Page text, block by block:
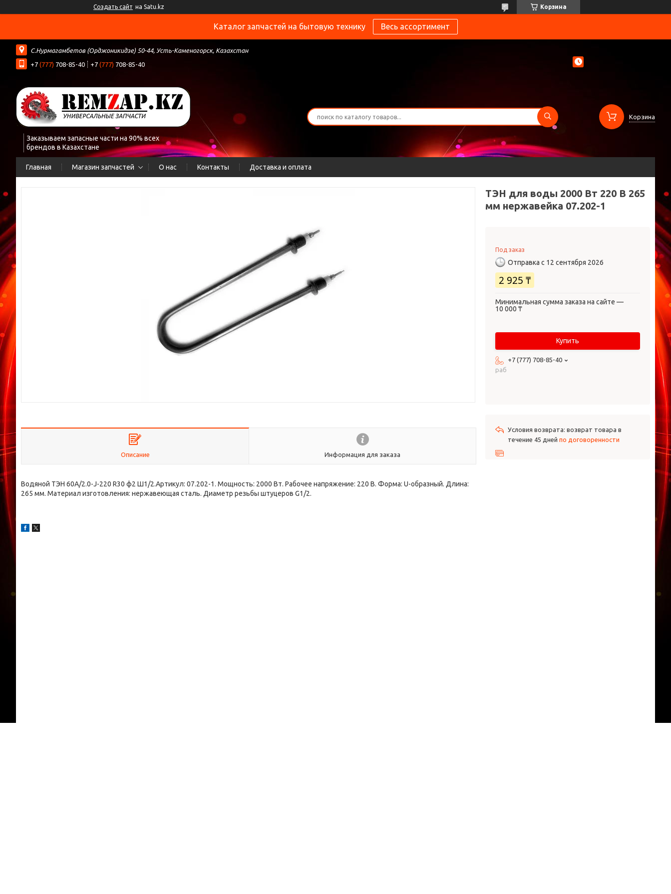
Создать сайт на Satu.kz Корзина
Каталог запчастей на бытовую технику Весь ассортимент
С.Нурмагамбетов (Орджоникидзе) 50-44, Усть-Каменогорск, Казахстан
+7 (777) 708-85-40 +7 (777) 708-85-40
Заказываем запасные части на 90% всех
брендов в Казахстане
Корзина
Главная Магазин запчастей О нас Контакты Доставка и оплата
Описание Информация для заказа
Водяной ТЭН 60A/2.0-J-220 R30 ф2 Ш1/2.Артикул: 07.202-1. Мощность: 2000 Вт. Рабочее напряжение: 220 В. Форма: U-образный. Длина:
265 мм. Материал изготовления: нержавеющая сталь. Диаметр резьбы штуцеров G1/2.
ТЭН для воды 2000 Вт 220 В 265
мм нержавейка 07.202-1
Под заказ
Отправка с 12 сентября 2026
2 925 ₸
Минимальная сумма заказа на сайте —
10 000 ₸
Купить
+7 (777) 708-85-40
раб
возврат товара в
течение 45 дней по договоренности